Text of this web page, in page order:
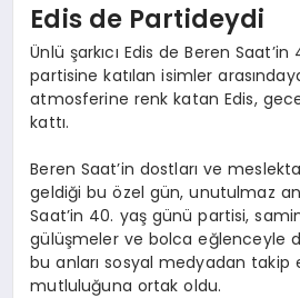
Edis de Partideydi
Ünlü şarkıcı Edis de Beren
partisine katılan isimler
atmosferine renk katan Edis,
kattı.
Beren Saat’in dostları ve
geldiği bu özel gün, unutulmaz
Saat’in 40. yaş günü partisi,
gülüşmeler ve bolca eğlenceyle
bu anları sosyal medyadan takip
mutluluğuna ortak oldu.